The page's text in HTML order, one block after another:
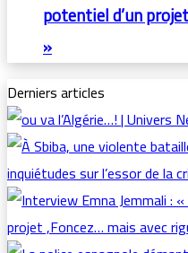
potentiel d’un
»
Derniers articles